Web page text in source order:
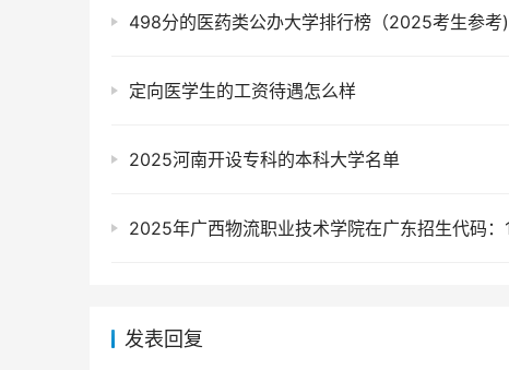
498分的医药类公办大学排行榜（2025考生参考)
定向医学生的工资待遇怎么样
2025河南开设专科的本科大学名单
发表回复